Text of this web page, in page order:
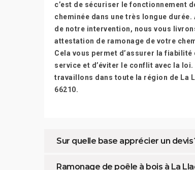
c’est de sécuriser le fonctionnement
cheminée dans une très longue durée.
de notre intervention, nous vous
attestation de ramonage de votre
Cela vous permet d’assurer la fiabilité
service et d’éviter le conflit avec la loi.
travaillons dans toute la région de La
66210.
Sur quelle base apprécier un devis
Ramonage de poêle à bois à La